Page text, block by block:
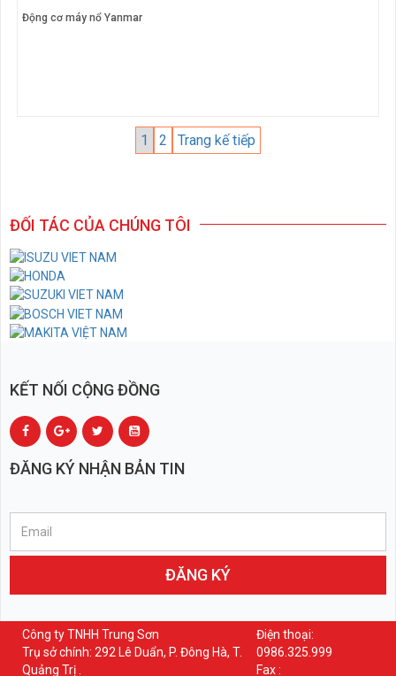
Động cơ máy nổ Yanmar
1 2 Trang kế tiếp
ĐỐI TÁC CỦA CHÚNG TÔI
KẾT NỐI CỘNG ĐỒNG
ĐĂNG KÝ NHẬN BẢN TIN
ĐĂNG KÝ
Công ty TNHH Trung Sơn
Trụ sở chính: 292 Lê Duẩn, P. Đông Hà, T.
Quảng Trị .
Điện thoại:
0986.325.999
Fax :